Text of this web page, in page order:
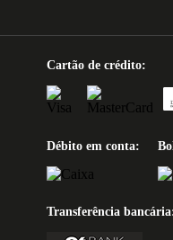
Cartão de crédito:
Débito em conta:
Transferência